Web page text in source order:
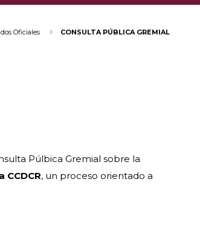
Oficiales CONSULTA PÚBLICA GREMIAL
Púlbica Gremial sobre la
CCDCR, un proceso orientado a